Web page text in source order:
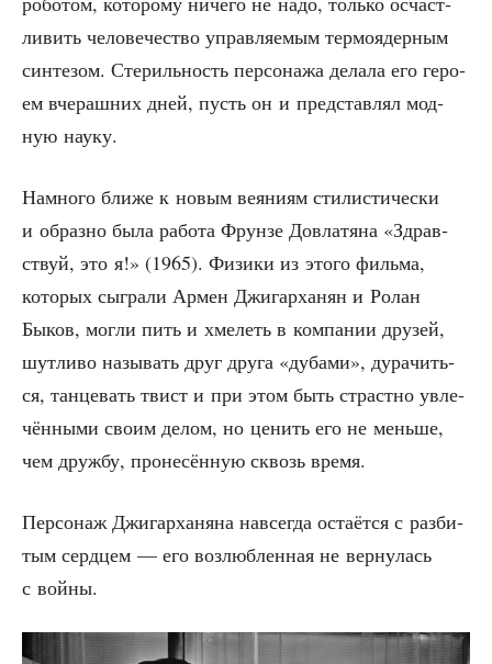
ли­вить чело­ве­че­ство управ­ля­е­мым тер­мо­ядер­ным
син­те­зом. Сте­риль­ность пер­со­на­жа дела­ла его геро­
ем вче­раш­них дней, пусть он и пред­став­лял мод­
ную науку.
Намно­го бли­же к новым вея­ни­ям сти­ли­сти­че­ски
и образ­но была рабо­та Фрун­зе Довла­тя­на «Здрав­
ствуй, это я!» (1965). Физи­ки из это­го филь­ма,
кото­рых сыг­ра­ли Армен Джи­гар­ха­нян и Ролан
Быков, мог­ли пить и хме­леть в ком­па­нии дру­зей,
шут­ли­во назы­вать друг дру­га «дуба­ми», дура­чить­
ся, тан­це­вать твист и при этом быть страст­но увле­
чён­ны­ми сво­им делом, но ценить его не мень­ше,
чем друж­бу, про­не­сён­ную сквозь время.
Пер­со­наж Джи­гар­ха­ня­на навсе­гда оста­ёт­ся с раз­би­
тым серд­цем — его воз­люб­лен­ная не вер­ну­лась
с войны.